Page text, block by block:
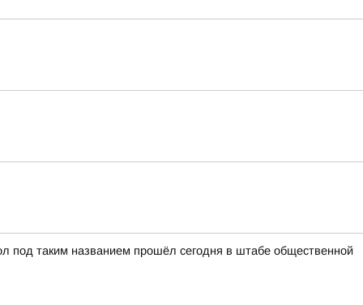
под таким названием прошёл сегодня в штабе общественной